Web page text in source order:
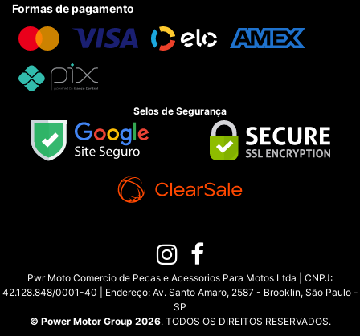
Formas de pagamento
Selos de Segurança
Pwr Moto Comercio de Pecas e Acessorios Para Motos Ltda | CNPJ:
42.128.848/0001-40 | Endereço: Av. Santo Amaro, 2587 - Brooklin, São Paulo -
SP
© Power Motor Group 2026. TODOS OS DIREITOS RESERVADOS.